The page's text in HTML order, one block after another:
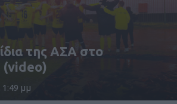
της ΑΣΑ στο
1:49 μμ